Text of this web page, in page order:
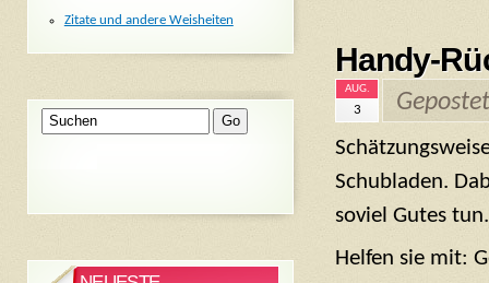
Handy-
AUG.
3
Schubladen.
soviel Gutes tun.
Helfen sie mit:
Zitate und andere Weisheiten